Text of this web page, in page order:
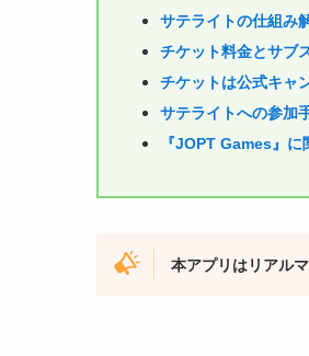
サテライトの仕組み
チケット料金とサブ
チケットは公式キャ
サテライトへの参加
『JOPT Games』
本アプリはリアル